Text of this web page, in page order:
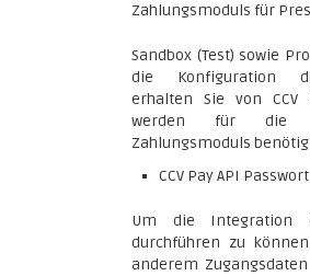
Zahlungsmoduls für
Sandbox (Test) sowie
die Konfiguration
erhalten Sie von CCV
werden für die
Zahlungsmoduls
CCV Pay API Passwort
Um die Integration
durchführen zu
anderem